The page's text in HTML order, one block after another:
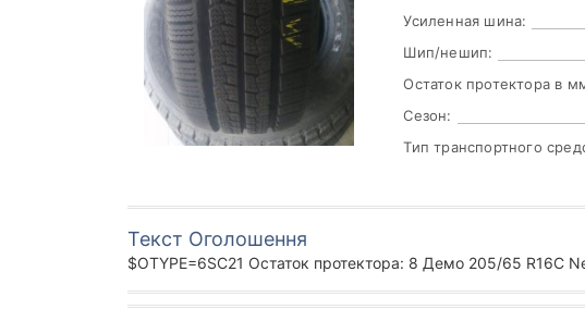
Усиленная шина:
Шип/нешип:
Остаток протектора в
Сезон:
Тип транспортного
Текст Оголошення
$OTYPE=6SC21 Остаток протектора: 8 Демо 205/65 R16C